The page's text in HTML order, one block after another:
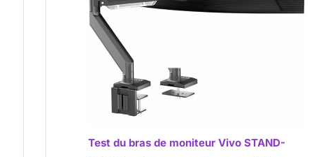
Test du bras de moniteur Vivo STAND-